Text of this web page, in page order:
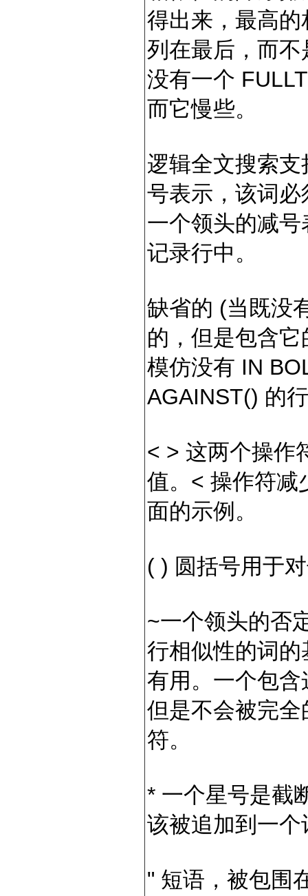
得出来，最高
列在最后，而
没有一个
而它慢些。
逻辑全文搜索支
号表示，该词必
一个领头的减
记录行中。
缺省的 (当既没
的，但是包含
模仿没有 IN
AGAINST() 的
< > 这两个操作
值。< 操作符减
面的示例。
( ) 圆括号用于
~一个领头的否
行相似性的词
有用。一个包
但是不会被完
符。
* 一个星号是截
该被追加到一
" 短语，被包围